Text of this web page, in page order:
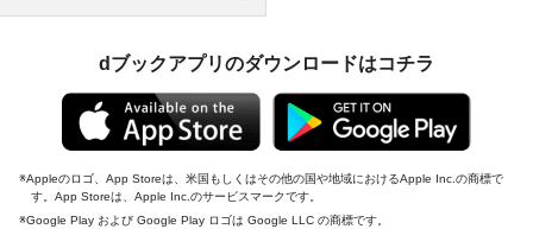
dブックアプリのダウンロードはコチラ
Appleのロゴ、App Storeは、米国もしくはその他の国や地域におけるApple Inc.の商標で
す。App Storeは、Apple Inc.のサービスマークです。
Google Play および Google Play ロゴは Google LLC の商標です。